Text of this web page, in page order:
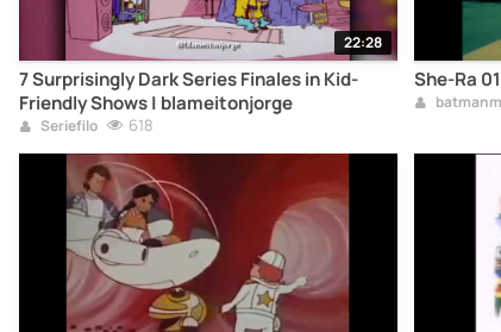
22:28
7 Surprisingly Dark Series Finales in Kid-
Friendly Shows | blameitonjorge
Seriefilo 618
She-Ra